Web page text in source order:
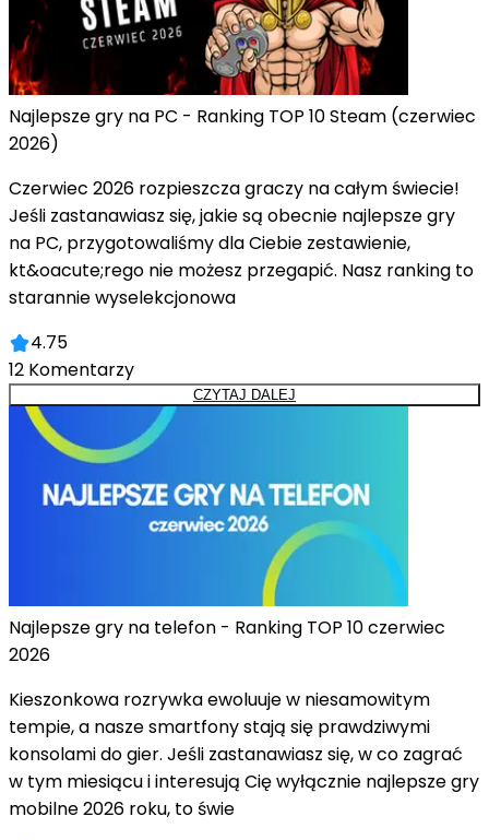
Najlepsze gry na PC - Ranking TOP 10 Steam (czerwiec
2026)
Czerwiec 2026 rozpieszcza graczy na całym świecie!
Jeśli zastanawiasz się, jakie są obecnie najlepsze gry
na PC, przygotowaliśmy dla Ciebie zestawienie,
kt&oacute;rego nie możesz przegapić. Nasz ranking to
starannie wyselekcjonowa
4.75
12 Komentarzy
CZYTAJ DALEJ
Najlepsze gry na telefon - Ranking TOP 10 czerwiec
2026
Kieszonkowa rozrywka ewoluuje w niesamowitym
tempie, a nasze smartfony stają się prawdziwymi
konsolami do gier. Jeśli zastanawiasz się, w co zagrać
w tym miesiącu i interesują Cię wyłącznie najlepsze gry
mobilne 2026 roku, to świe